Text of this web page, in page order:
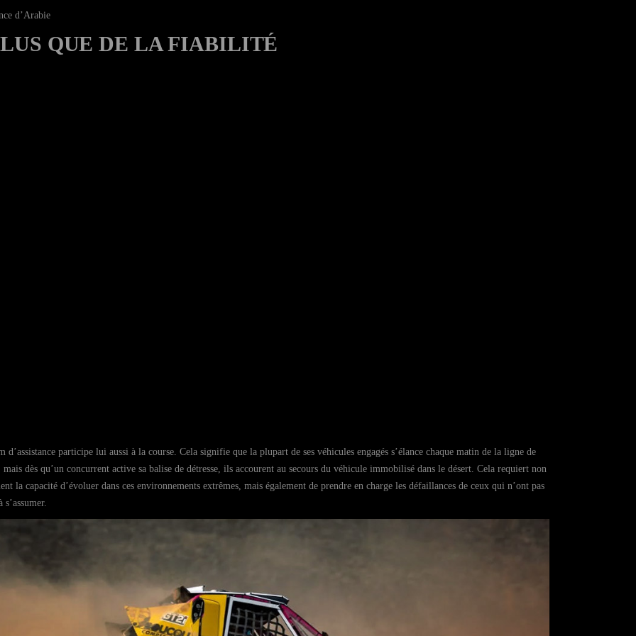
d’Arabie
QUE DE LA FIABILITÉ
d’assistance participe lui aussi à la course. Cela signifie que la plupart de ses véhicules engagés s’élance chaque matin de la ligne de
mais dès qu’un concurrent active sa balise de détresse, ils accourent au secours du véhicule immobilisé dans le désert. Cela requiert non
la capacité d’évoluer dans ces environnements extrêmes, mais également de prendre en charge les défaillances de ceux qui n’ont pas
s’assumer.